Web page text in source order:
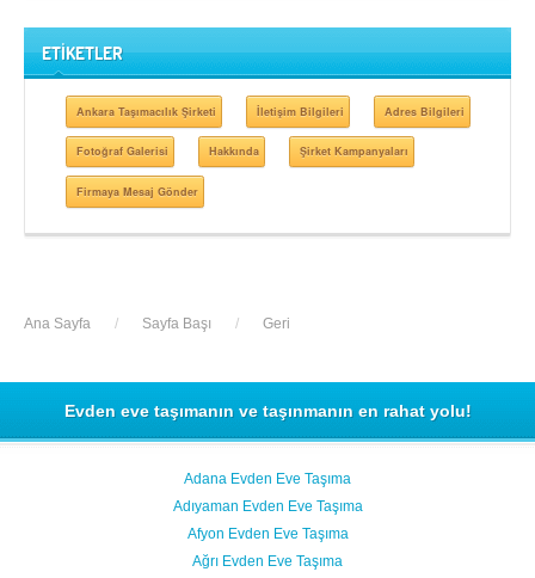
ETİKETLER
Ankara Taşımacılık Şirketi İletişim Bilgileri Adres Bilgileri
Fotoğraf Galerisi Hakkında Şirket Kampanyaları
Firmaya Mesaj Gönder
Ana Sayfa / Sayfa Başı / Geri
Evden eve taşımanın ve taşınmanın en rahat yolu!
Adana Evden Eve Taşıma
Adıyaman Evden Eve Taşıma
Afyon Evden Eve Taşıma
Ağrı Evden Eve Taşıma